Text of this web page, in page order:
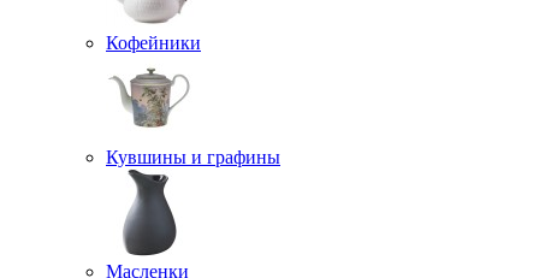
Кофейники
Кувшины и графины
Масленки